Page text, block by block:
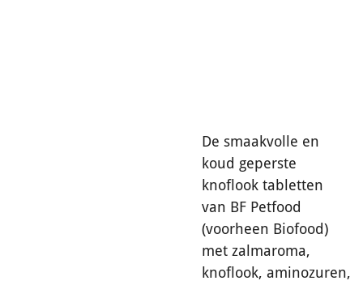
De smaakvolle en
koud geperste
knoflook tabletten
van BF Petfood
(voorheen Biofood)
met zalmaroma,
knoflook, aminozuren,